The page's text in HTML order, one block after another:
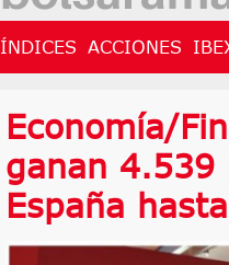
ÍNDICES ACCIONES
Economía/
ganan 4.539
España